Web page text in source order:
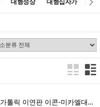
대형성상 대형십자가 레
가톨릭 이연판 이콘-미카엘대천